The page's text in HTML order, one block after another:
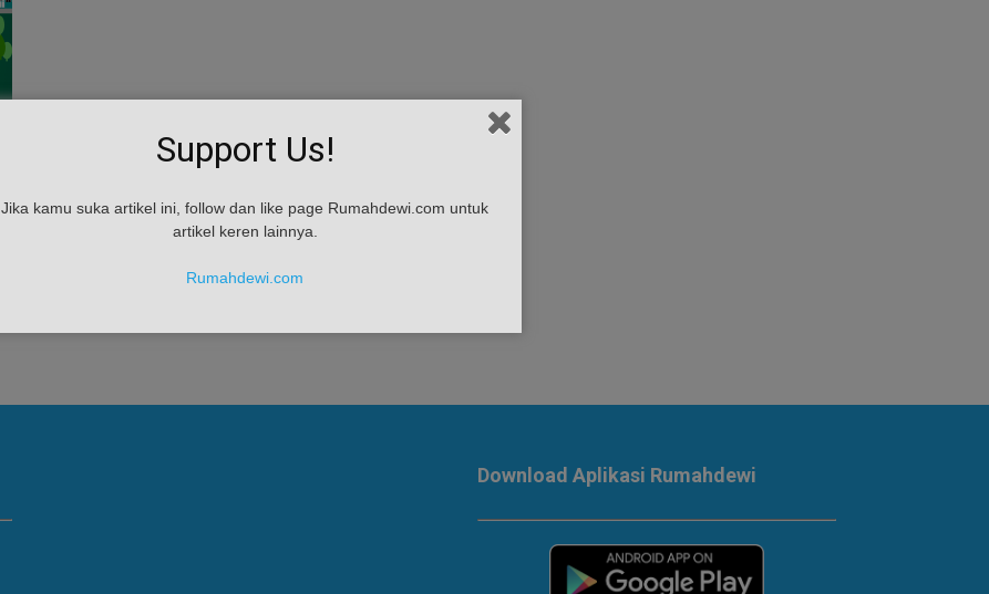
Download Aplikasi Rumahdewi
Support Us!
Jika kamu suka artikel ini, follow dan like page Rumahdewi.com untuk
artikel keren lainnya.
Rumahdewi.com